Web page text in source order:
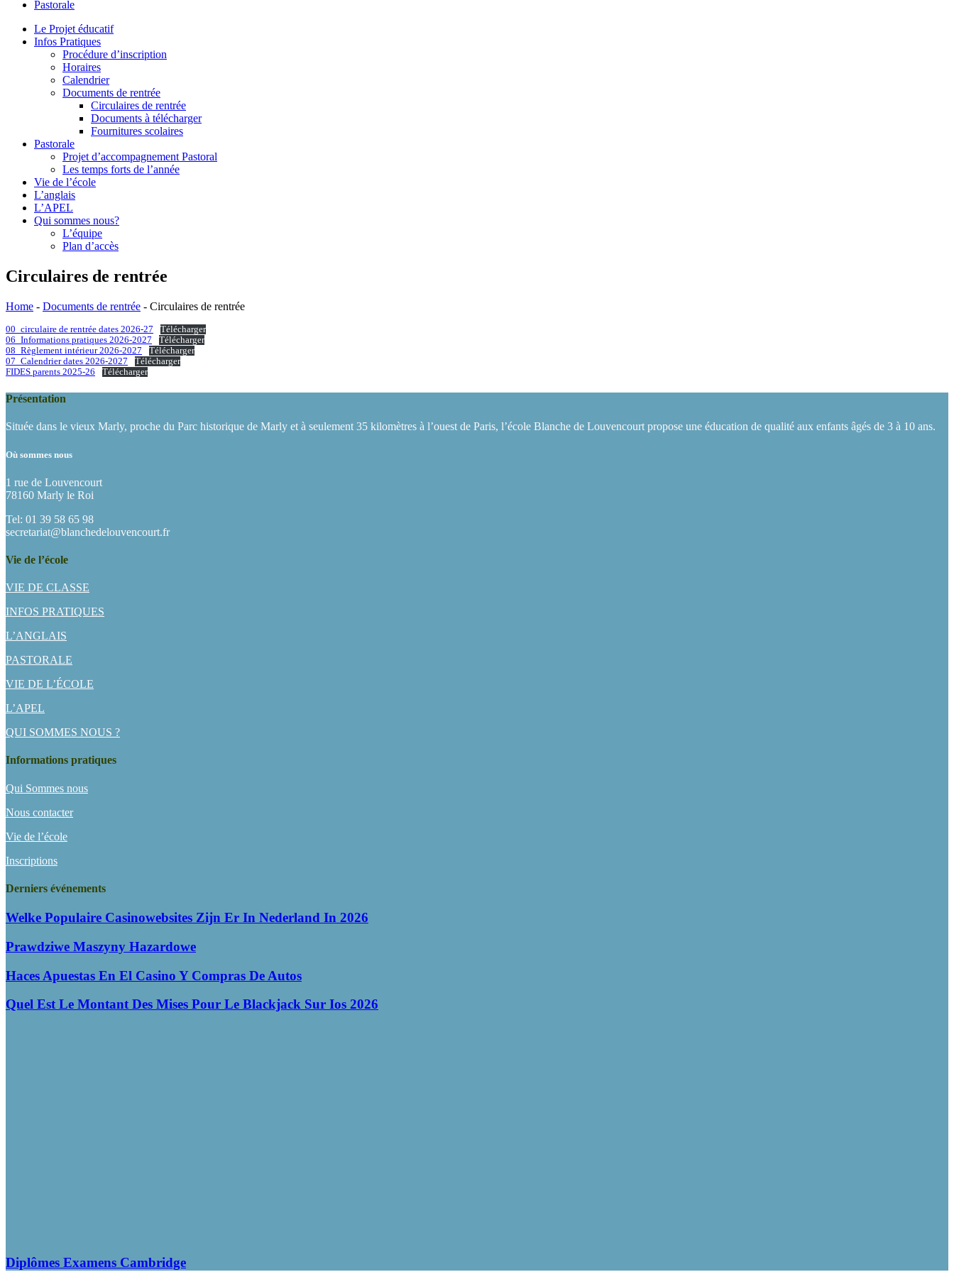
le
Pastorale
Le Projet éducatif
Infos Pratiques
Procédure d’inscription
Horaires
Calendrier
Documents de rentrée
Circulaires de rentrée
Documents à télécharger
Fournitures scolaires
Pastorale
Projet d’accompagnement Pastoral
Les temps forts de l’année
Vie de l’école
L’anglais
L’APEL
Qui sommes nous?
L’équipe
Plan d’accès
Circulaires de rentrée
Home - Documents de rentrée - Circulaires de rentrée
00_circulaire de rentrée dates 2026-27
Télécharger
06_Informations pratiques 2026-2027
Télécharger
08_Règlement intérieur 2026-2027
Télécharger
07_Calendrier dates 2026-2027
Télécharger
FIDES parents 2025-26
Télécharger
Présentation
Située dans le vieux Marly, proche du Parc historique de Marly et à seulement 35 kilomètres à l’ouest de Paris, l’école Blanche de Louvencourt propose une éducation de qualité aux enfants âgés de 3 à 10 ans.
Où sommes nous
1 rue de Louvencourt
78160 Marly le Roi
Tel: 01 39 58 65 98
secretariat@blanchedelouvencourt.fr
Vie de l’école
VIE DE CLASSE
INFOS PRATIQUES
L’ANGLAIS
PASTORALE
VIE DE L’ÉCOLE
L’APEL
QUI SOMMES NOUS ?
Informations pratiques
Qui Sommes nous
Nous contacter
Vie de l’école
Inscriptions
Derniers événements
Welke Populaire Casinowebsites Zijn Er In Nederland In 2026
Prawdziwe Maszyny Hazardowe
Haces Apuestas En El Casino Y Compras De Autos
Quel Est Le Montant Des Mises Pour Le Blackjack Sur Ios 2026
Diplômes Examens Cambridge